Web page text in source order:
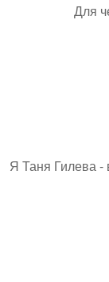
Для
Я Таня Гилева -